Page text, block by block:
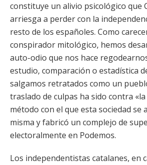
constituye un alivio psicológico que
arriesga a perder con la
resto de los españoles. Como
conspirador mitológico, hemos
auto-odio que nos hace
estudio, comparación o estadística
salgamos retratados como un
traslado de culpas ha sido contra
método con el que esta sociedad se
misma y fabricó un complejo de
electoralmente en Podemos.
Los independentistas catalanes, en